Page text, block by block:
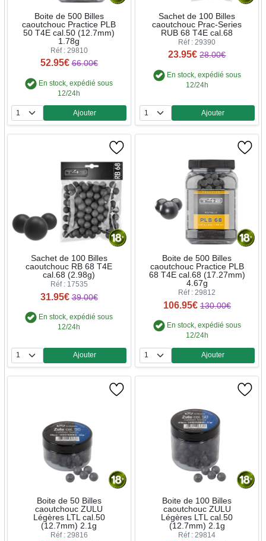
Boite de 500 Billes
caoutchouc Practice PLB
50 T4E cal.50 (12.7mm)
1.78g
Réf : 29810
52.95€ 66.00€
En stock, expédié sous
12/24h
Quantité
Ajouter
Sachet de 100 Billes
caoutchouc Prac-Series
RUB 68 T4E cal.68
Réf : 29390
23.95€ 28.00€
En stock, expédié sous
12/24h
Quantité
Ajouter
Sachet de 100 Billes
caoutchouc RB 68 T4E
cal.68 (2.98g)
Réf : 17535
31.95€ 39.00€
En stock, expédié sous
12/24h
Quantité
Ajouter
Boite de 500 Billes
caoutchouc Practice PLB
68 T4E cal.68 (17.27mm)
4.67g
Réf : 29812
106.95€ 130.00€
En stock, expédié sous
12/24h
Quantité
Ajouter
Boite de 50 Billes
caoutchouc ZULU
Légères LTL cal.50
(12.7mm) 2.1g
Réf : 29816
Boite de 100 Billes
caoutchouc ZULU
Légères LTL cal.50
(12.7mm) 2.1g
Réf : 29814